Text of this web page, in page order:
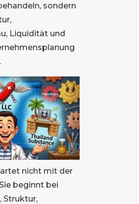
sondern
Liquidität und
nicht mit der
beginnt bei
Struktur,